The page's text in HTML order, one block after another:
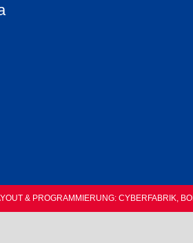
& PROGRAMMIERUNG: CYBERFABRIK,